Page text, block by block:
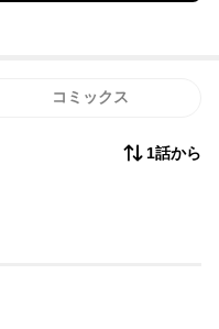
コミックス
1話から